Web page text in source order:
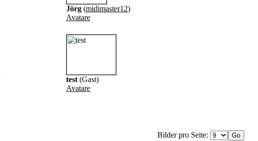
Jörg (midimaster12)
Avatare
test (Gast)
Avatare
Bilder pro Seite: